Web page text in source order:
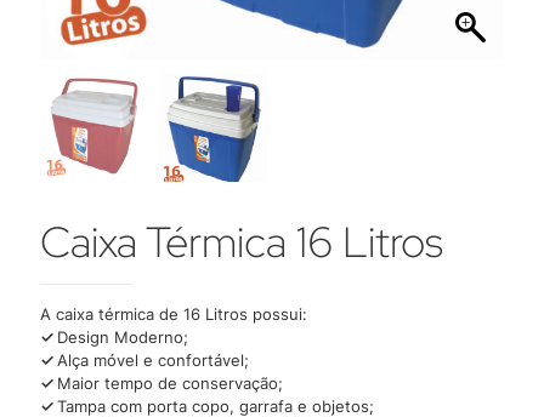
Caixa Térmica 16 Litros
A caixa térmica de 16 Litros possui:
✓ Design Moderno;
✓Alça móvel e confortável;
✓ Maior tempo de conservação;
✓Tampa com porta copo, garrafa e objetos;